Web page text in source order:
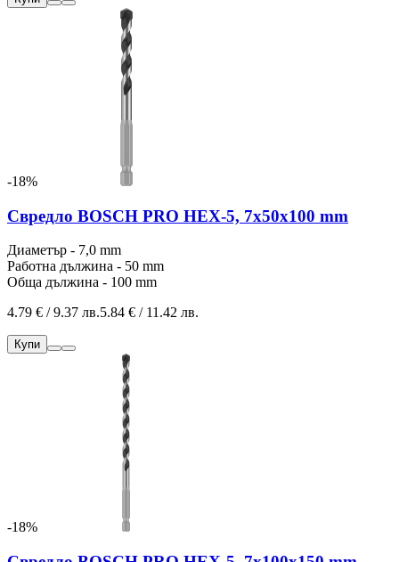
-18%
Свредло BOSCH PRO HEX-5, 7x50x100 mm
Диаметър - 7,0 mm
Работна дължина - 50 mm
Обща дължина - 100 mm
4.79 € / 9.37 лв.5.84 € / 11.42 лв.
Купи
-18%